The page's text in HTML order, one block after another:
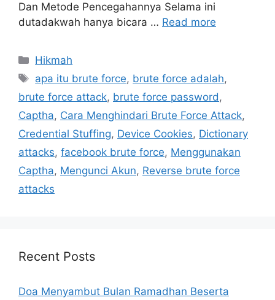
Dan Metode Pencegahannya Selama ini
dutadakwah hanya bicara … Read more
Categories
Hikmah
Tags
apa itu brute force, brute force adalah,
brute force attack, brute force password,
Captha, Cara Menghindari Brute Force Attack,
Credential Stuffing, Device Cookies, Dictionary
attacks, facebook brute force, Menggunakan
Captha, Mengunci Akun, Reverse brute force
attacks
Recent Posts
Doa Menyambut Bulan Ramadhan Beserta